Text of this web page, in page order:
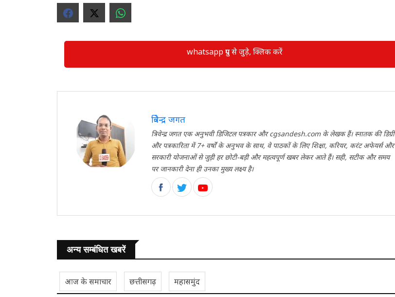
whatsapp ग्रुप से जुड़े, क्लिक करें
त्रिवेन्द्र जगत
त्रिवेन्द्र जगत एक अनुभवी डिजिटल पत्रकार और cgsandesh.com के लेखक हैं। स्नातक की डिग्री
और पत्रकारिता में 7+ वर्षों के अनुभव के साथ, वे पाठकों के लिए शिक्षा, करियर, करंट अफेयर्स और
सरकारी योजनाओं से जुड़ी हर छोटी-बड़ी और महत्वपूर्ण खबर लेकर आते हैं। सही, सटीक और समय
पर जानकारी देना ही उनका मुख्य लक्ष्य है।
अन्य सम्बंधित खबरें
आज के समाचार छत्तीसगढ़ महासमुंद